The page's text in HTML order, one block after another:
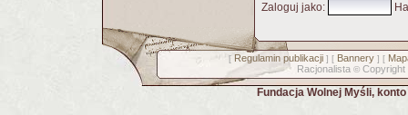
Zaloguj jako:
[ Regulamin publikacji] [ Bannery] [
Racjonalista © Copyright
Fundacja Wolnej Myśli,